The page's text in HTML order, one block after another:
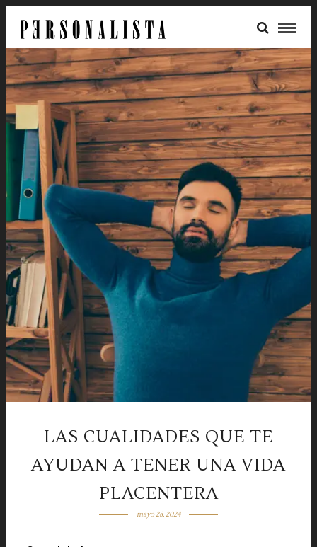
LAS CUALIDADES QUE TE
AYUDAN A TENER UNA VIDA
PLACENTERA
mayo 28, 2024